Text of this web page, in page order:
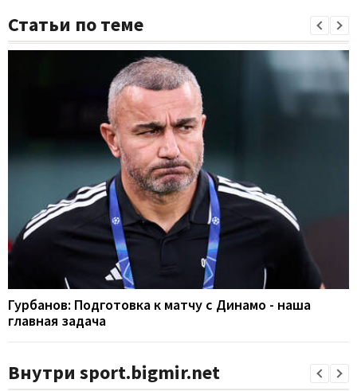
Статьи по теме
Гурбанов: Подготовка к матчу с Динамо - наша
главная задача
Внутри sport.bigmir.net